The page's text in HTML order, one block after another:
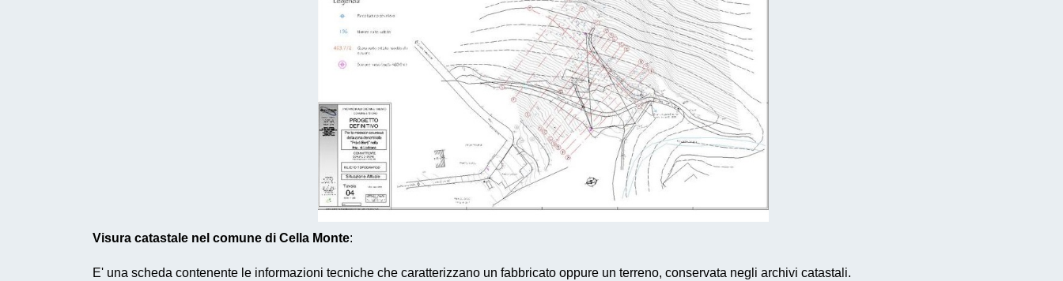
Visura catastale nel comune di Cella Monte:
E' una scheda contenente le informazioni tecniche che caratterizzano un fabbricato oppure un terreno, conservata negli archivi catastali.